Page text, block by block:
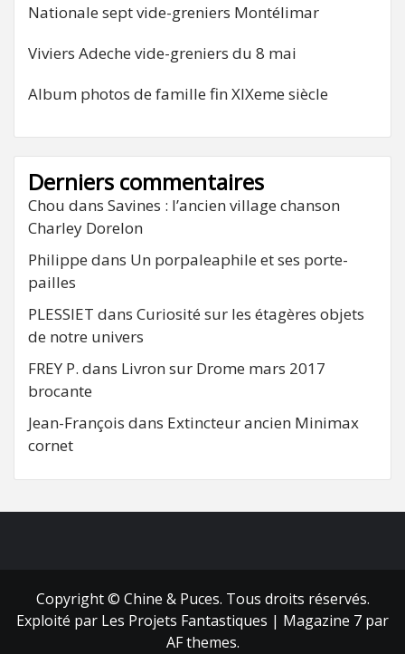
Nationale sept vide-greniers Montélimar
Viviers Adeche vide-greniers du 8 mai
Album photos de famille fin XIXeme siècle
Derniers commentaires
Chou dans Savines : l’ancien village chanson
Charley Dorelon
Philippe dans Un porpaleaphile et ses porte-
pailles
PLESSIET dans Curiosité sur les étagères objets
de notre univers
FREY P. dans Livron sur Drome mars 2017
brocante
Jean-François dans Extincteur ancien Minimax
cornet
Copyright © Chine & Puces. Tous droits réservés.
Exploité par Les Projets Fantastiques | Magazine 7 par
AF themes.